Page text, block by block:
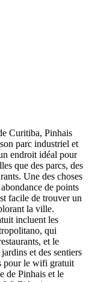
Curitiba, Pinhais
parc industriel et
endroit idéal pour
que des parcs, des
Une des choses
de points
facile de trouver un
la ville.
incluent les
qui
et le
et des sentiers
pour le wifi gratuit
de Pinhais et le